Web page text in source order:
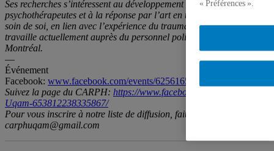
Ses recherches s’intéressent au développement des
psychothérapeutes et à la réponse par l’art en tant que pratique du
soin de soi, en lien avec l’expérience du trauma vicariant. Elle
travaille actuellement auprès du personnel policier de la ville de
Montréal.
—
Événement
Facebook: www.facebook.com/events/625616513064105
Suivez la page du CARPH: https://www.facebook.com/Carph-
Uqam-653812238335867/
Pour vous inscrire à notre liste de diffusion, faites en la demande à
carphuqam@gmail.com
« Préférences ».